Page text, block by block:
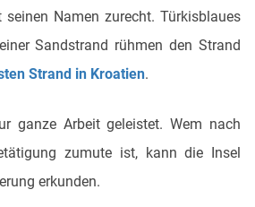
Namen zurecht. Türkisblaues
Sandstrand rühmen den Strand
Strand in Kroatien.
ganze Arbeit geleistet. Wem nach
zumute ist, kann die Insel
erkunden.